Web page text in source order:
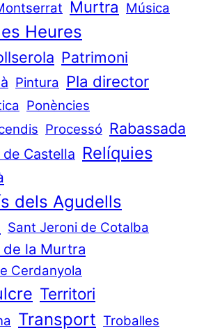
Murtra Música
Heures
Patrimoni
Pintura Pla director
Ponències
Processó Rabassada
Castella Relíquies
dels Agudells
Sant Jeroni de Cotalba
la Murtra
Cerdanyola
Territori
Transport Troballes